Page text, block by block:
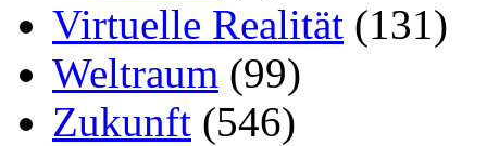
Virtuelle Realität (131)
Weltraum (99)
Zukunft (546)